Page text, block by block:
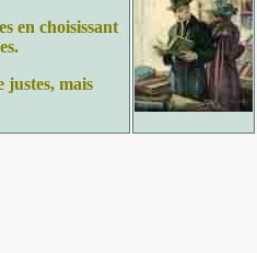
en choisissant
justes, mais